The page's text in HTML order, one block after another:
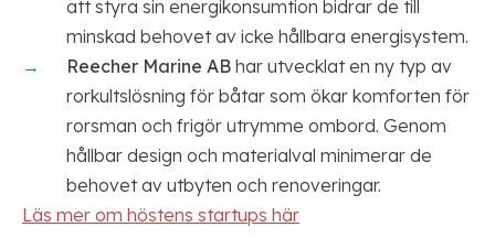
att styra sin energikonsumtion bidrar de till
minskad behovet av icke hållbara energisystem.
Reecher Marine AB har utvecklat en ny typ av
rorkultslösning för båtar som ökar komforten för
rorsman och frigör utrymme ombord. Genom
hållbar design och materialval minimerar de
behovet av utbyten och renoveringar.
Läs mer om höstens startups här